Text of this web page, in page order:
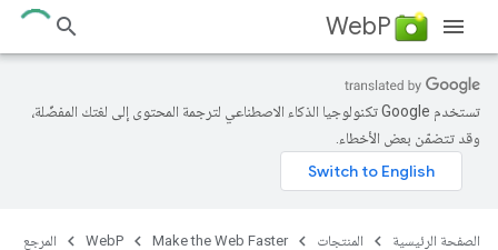
WebP
تستخدم Google تكنولوجيا الذكاء الاصطناعي لترجمة المحتوى إلى لغتك المفضّلة،
وقد تتضمّن بعض الأخطاء.
الصفحة الرئيسية المنتجات Make the Web Faster
WebP المرجع